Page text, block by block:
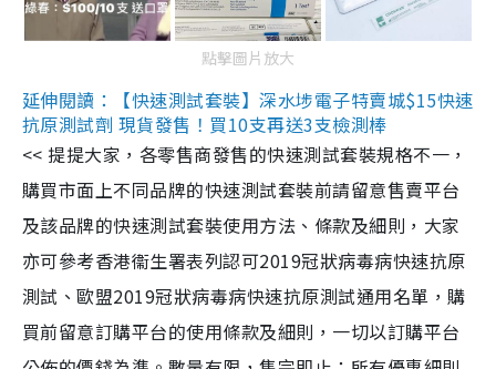
點擊圖片放大
延伸閱讀：【快速測試套裝】深水埗電子特賣城$15快速
抗原測試劑 現貨發售！買10支再送3支檢測棒
<< 提提大家，各零售商發售的快速測試套裝規格不一，
購買市面上不同品牌的快速測試套裝前請留意售賣平台
及該品牌的快速測試套裝使用方法、條款及細則，大家
亦可參考香港衞生署表列認可2019冠狀病毒病快速抗原
測試、歐盟2019冠狀病毒病快速抗原測試通用名單，購
買前留意訂購平台的使用條款及細則，一切以訂購平台